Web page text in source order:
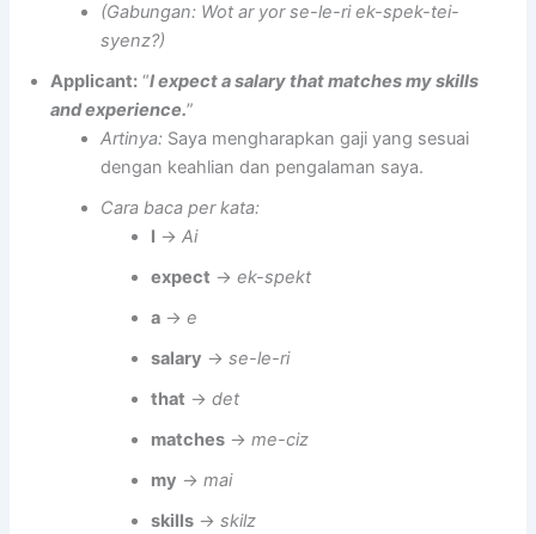
(Gabungan: Wot ar yor se-le-ri ek-spek-tei-
syenz?)
Applicant: “I expect a salary that matches my skills
and experience.”
Artinya: Saya mengharapkan gaji yang sesuai
dengan keahlian dan pengalaman saya.
Cara baca per kata:
I →Ai
expect →ek-spekt
a →e
salary →se-le-ri
that →det
matches →me-ciz
my →mai
skills →skilz